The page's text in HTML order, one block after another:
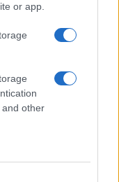
or app.
other
Threads
- sede legale:
(LI). Tutti i diritti
rientra pertanto tra